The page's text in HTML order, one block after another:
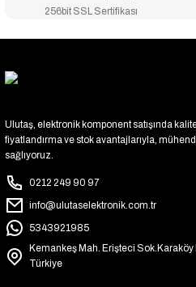
256bit SSL Sertifikası
Ulutaş, elektronik komponent satışında
fiyatlandırma ve stok avantajlarıyla,
sağlıyoruz.
0212 249 90 97
info@ulutaselektronik.com.tr
5343921985
Kemankeş Mah. Erişteci Sok.Karaköy
Türkiye